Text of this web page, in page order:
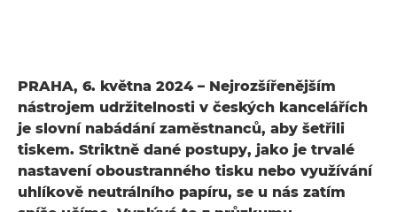
PRAHA, 6. května 2024 – Nejrozšířenějším
nástrojem udržitelnosti v českých kancelářích
je slovní nabádání zaměstnanců, aby šetřili
tiskem. Striktně dané postupy, jako je trvalé
nastavení oboustranného tisku nebo využívání
uhlíkově neutrálního papíru, se u nás zatím